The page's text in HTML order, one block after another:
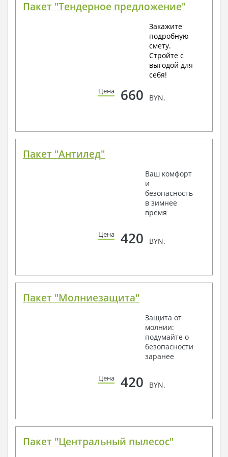
Пакет "Тендерное предложение"
Закажите
подробную
смету.
Стройте с
выгодой для
себя!
Цена 660 BYN.
Пакет "Антилед"
Ваш комфорт
и
безопасность
в зимнее
время
Цена 420 BYN.
Пакет "Молниезащита"
Защита от
молнии:
подумайте о
безопасности
заранее
Цена 420 BYN.
Пакет "Центральный пылесос"